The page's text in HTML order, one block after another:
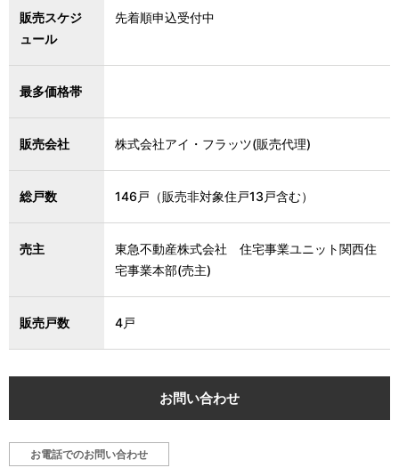
販売スケジ
ュール
先着順申込受付中
最多価格帯
販売会社 株式会社アイ・フラッツ(販売代理)
総戸数 146戸（販売非対象住戸13戸含む）
売主
東急不動産株式会社 住宅事業ユニット関西住
宅事業本部(売主)
販売戸数 4戸
お問い合わせ
お電話でのお問い合わせ